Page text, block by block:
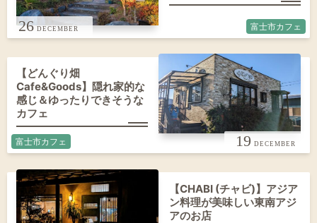
26 富士市カフェ
19
【どんぐり畑
Cafe&Goods】隠れ家的な
感じ＆ゆったりできそうな
カフェ
富士市カフェ
【CHABI (チャビ)】アジア
ン料理が美味しい東南アジ
アのお店